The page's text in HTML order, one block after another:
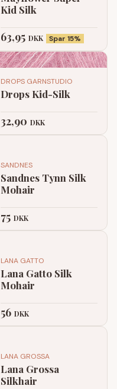
Kid Silk
63,95 DKK Spar 15%
DROPS GARNSTUDIO
Drops Kid-Silk
32,90 DKK
SANDNES
Sandnes Tynn Silk
Mohair
75 DKK
LANA GATTO
Lana Gatto Silk
Mohair
56 DKK
LANA GROSSA
Lana Grossa
Silkhair